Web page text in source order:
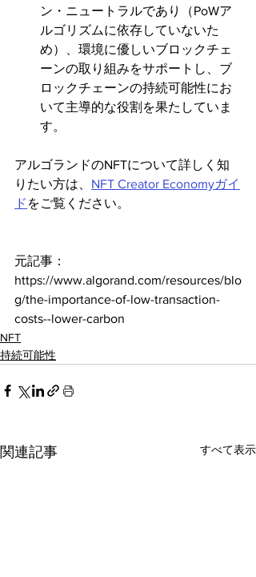
ン・ニュートラルであり（PoWア
ルゴリズムに依存していないた
め）、環境に優しいブロックチェ
ーンの取り組みをサポートし、ブ
ロックチェーンの持続可能性にお
いて主導的な役割を果たしていま
す。
アルゴランドのNFTについて詳しく知
りたい方は、 NFT Creator Economyガイ
ド をご覧ください。
元記事：
https://www.algorand.com/resources/blo
g/the-importance-of-low-transaction-
costs--lower-carbon
NFT
持続可能性
関連記事 すべて表示